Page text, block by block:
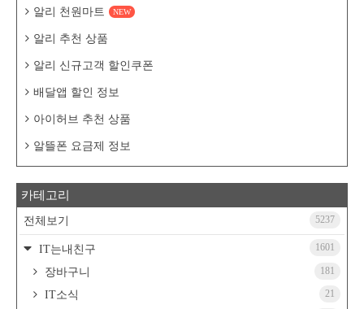
알리 천원마트 NEW
알리 추천 상품
알리 신규고객 할인쿠폰
배달앱 할인 정보
아이허브 추천 상품
알뜰폰 요금제 정보
카테고리
전체보기 5237
IT는내친구 1601
장바구니 181
IT소식 21